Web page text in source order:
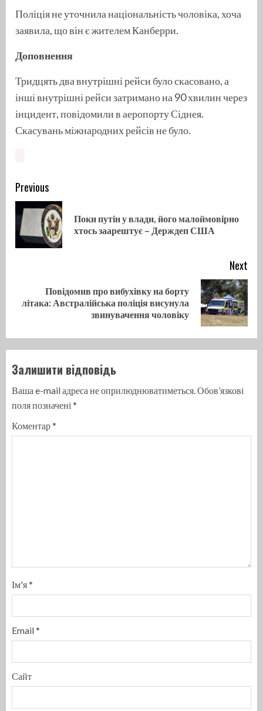
Поліція не уточнила національність чоловіка, хоча
заявила, що він є жителем Канберри.
Доповнення
Тридцять два внутрішні рейси було скасовано, а
інші внутрішні рейси затримано на 90 хвилин через
інцидент, повідомили в аеропорту Сіднея.
Скасувань міжнародних рейсів не було.
Continue
Reading
Previous
Поки путін у влади, його малоймовірно
хтось заарештує – Держдеп США
Next
Next
Повідомив про вибухівку на борту
літака: Австралійська поліція висунула
звинувачення чоловіку
Залишити відповідь
Ваша e-mail адреса не оприлюднюватиметься.Обов’язкові
поля позначені *
Коментар*
Ім'я*
Email*
Сайт